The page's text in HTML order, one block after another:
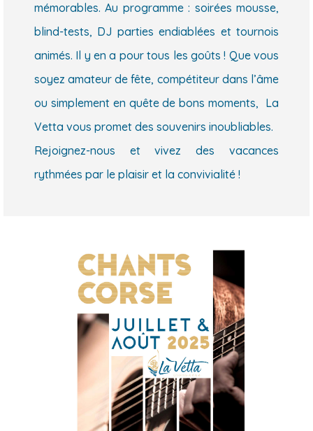
mémorables. Au programme : soirées mousse,
blind-tests, DJ parties endiablées et tournois
animés. Il y en a pour tous les goûts ! Que vous
soyez amateur de fête, compétiteur dans l’âme
ou simplement en quête de bons moments, La
Vetta vous promet des souvenirs inoubliables.
Rejoignez-nous et vivez des vacances
rythmées par le plaisir et la convivialité !